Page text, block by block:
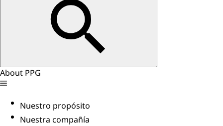
About PPG
Nuestro propósito
Nuestra compañía